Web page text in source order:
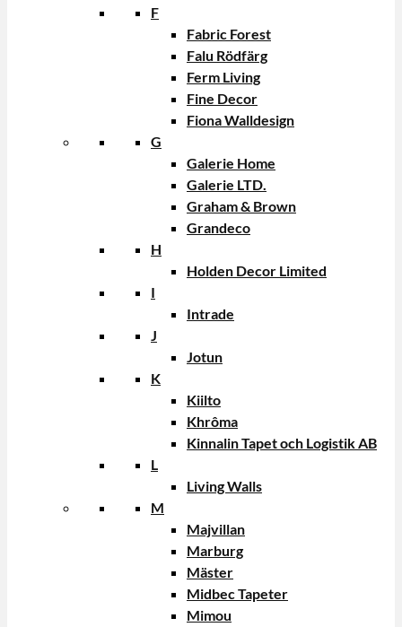
F
Fabric Forest
Falu Rödfärg
Ferm Living
Fine Decor
Fiona Walldesign
G
Galerie Home
Galerie LTD.
Graham & Brown
Grandeco
H
Holden Decor Limited
I
Intrade
J
Jotun
K
Kiilto
Khrôma
Kinnalin Tapet och Logistik AB
L
Living Walls
M
Majvillan
Marburg
Mäster
Midbec Tapeter
Mimou